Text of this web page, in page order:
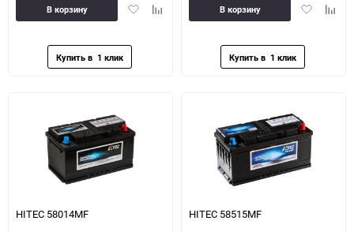
ДобавитьДобавить
В корзину
Добавить
В корзину
HITEC 58014MF HITEC 58515MF